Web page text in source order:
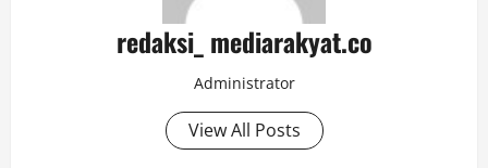
redaksi_ mediarakyat.co
Administrator
View All Posts